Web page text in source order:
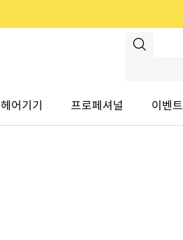
헤어기기 프로페셔널 이벤트